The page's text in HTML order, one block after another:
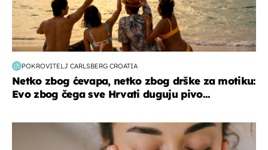
POKROVITELJ CARLSBERG CROATIA
Netko zbog ćevapa, netko zbog drške za motiku:
Evo zbog čega sve Hrvati duguju pivo...
moda & ljepota